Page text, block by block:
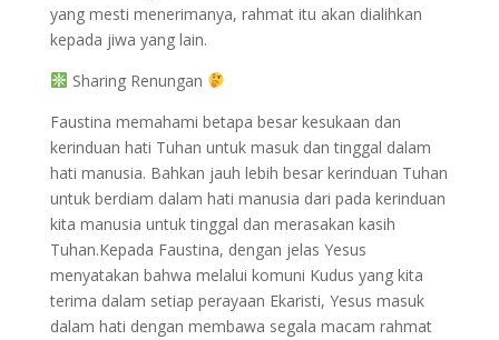
yang mesti menerimanya, rahmat itu akan dialihkan
kepada jiwa yang lain.
Sharing Renungan
Faustina memahami betapa besar kesukaan dan
kerinduan hati Tuhan untuk masuk dan tinggal dalam
hati manusia. Bahkan jauh lebih besar kerinduan Tuhan
untuk berdiam dalam hati manusia dari pada kerinduan
kita manusia untuk tinggal dan merasakan kasih
Tuhan.Kepada Faustina, dengan jelas Yesus
menyatakan bahwa melalui komuni Kudus yang kita
terima dalam setiap perayaan Ekaristi, Yesus masuk
dalam hati dengan membawa segala macam rahmat